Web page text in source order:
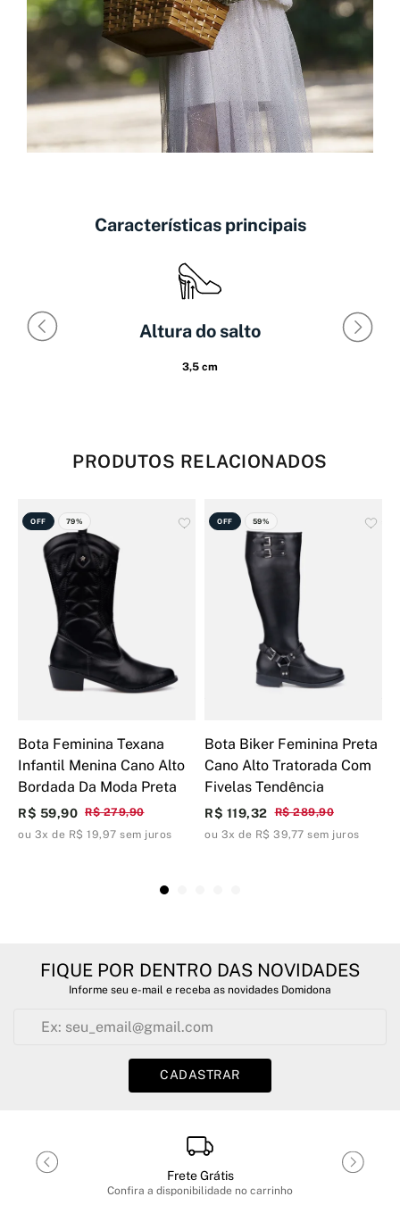
Características principais
Altura do salto
3,5 cm
PRODUTOS RELACIONADOS
OFF 79%
Bota Feminina Texana
Infantil Menina Cano Alto
Bordada Da Moda Preta
R$ 279,90
R$ 59,90
ou 3x de R$ 19,97 sem juros
OFF 59%
Bota Biker Feminina Preta
Cano Alto Tratorada Com
Fivelas Tendência
R$ 289,90
R$ 119,32
ou 3x de R$ 39,77 sem juros
FIQUE POR DENTRO DAS NOVIDADES
Informe seu e-mail e receba as novidades Domidona
CADASTRAR
Frete Grátis
Confira a disponibilidade no carrinho